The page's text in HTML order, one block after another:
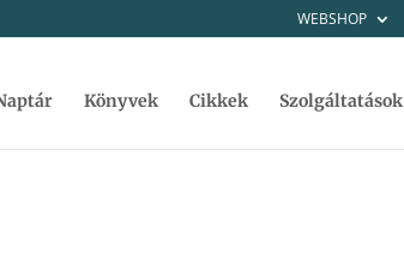
WEBSHOP
Könyvek Cikkek Szolgáltatások